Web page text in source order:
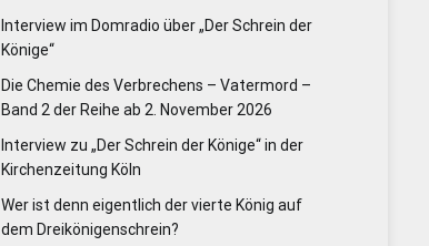
Interview im Domradio über „Der Schrein der
Könige“
Die Chemie des Verbrechens – Vatermord –
Band 2 der Reihe ab 2. November 2026
Interview zu „Der Schrein der Könige“ in der
Kirchenzeitung Köln
Wer ist denn eigentlich der vierte König auf
dem Dreikönigenschrein?